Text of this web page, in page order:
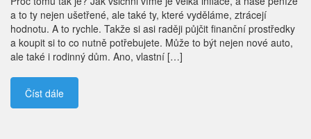
a to ty nejen ušetřené, ale také ty, které vyděláme, ztrácejí
hodnotu. A to rychle. Takže si asi raději půjčit finanční prostředky
a koupit si to co nutně potřebujete. Může to být nejen nové auto,
ale také i rodinný dům. Ano, vlastní […]
Číst dále